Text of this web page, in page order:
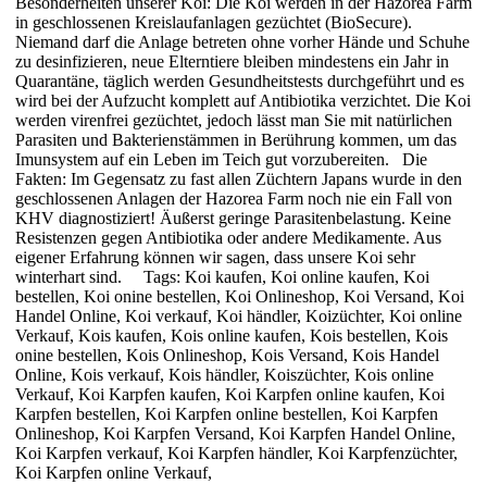
in geschlossenen Kreislaufanlagen gezüchtet (BioSecure).
Niemand darf die Anlage betreten ohne vorher Hände und Schuhe
zu desinfizieren, neue Elterntiere bleiben mindestens ein Jahr in
Quarantäne, täglich werden Gesundheitstests durchgeführt und es
wird bei der Aufzucht komplett auf Antibiotika verzichtet. Die Koi
werden virenfrei gezüchtet, jedoch lässt man Sie mit natürlichen
Parasiten und Bakterienstämmen in Berührung kommen, um das
Imunsystem auf ein Leben im Teich gut vorzubereiten. Die
Fakten: Im Gegensatz zu fast allen Züchtern Japans wurde in den
geschlossenen Anlagen der Hazorea Farm noch nie ein Fall von
KHV diagnostiziert! Äußerst geringe Parasitenbelastung. Keine
Resistenzen gegen Antibiotika oder andere Medikamente. Aus
eigener Erfahrung können wir sagen, dass unsere Koi sehr
winterhart sind. Tags: Koi kaufen, Koi online kaufen, Koi
bestellen, Koi onine bestellen, Koi Onlineshop, Koi Versand, Koi
Handel Online, Koi verkauf, Koi händler, Koizüchter, Koi online
Verkauf, Kois kaufen, Kois online kaufen, Kois bestellen, Kois
onine bestellen, Kois Onlineshop, Kois Versand, Kois Handel
Online, Kois verkauf, Kois händler, Koiszüchter, Kois online
Verkauf, Koi Karpfen kaufen, Koi Karpfen online kaufen, Koi
Karpfen bestellen, Koi Karpfen online bestellen, Koi Karpfen
Onlineshop, Koi Karpfen Versand, Koi Karpfen Handel Online,
Koi Karpfen verkauf, Koi Karpfen händler, Koi Karpfenzüchter,
Koi Karpfen online Verkauf,